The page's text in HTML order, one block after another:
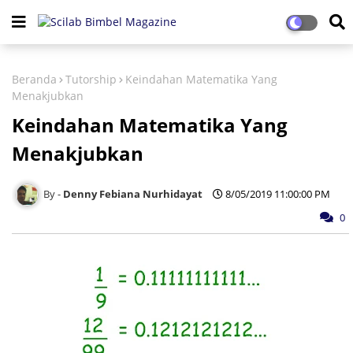
Beranda Tutorship
Keindahan Matematika Yang
Menakjubkan
Keindahan Matematika Yang
Menakjubkan
Denny Febiana Nurhidayat
8/05/2019 11:00:00 PM
0